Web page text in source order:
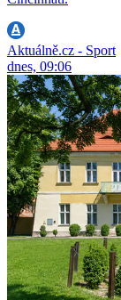
Aktuálně.cz - Sport
dnes, 09:06